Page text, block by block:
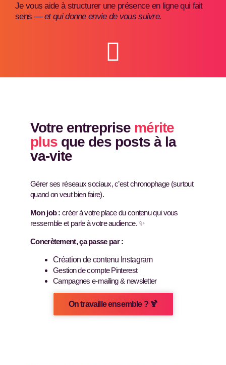
Je vous aide à structurer une présence en ligne qui fait
sens —et qui donne envie de vous suivre.
Votre entreprise mérite
plus que des posts à la
va-vite
Gérer ses réseaux sociaux, c’est chronophage (surtout
quand on veut bien faire).
Mon job : créer à votre place du contenu qui vous
ressemble et parle à votre audience. ✨
Concrètement, ça passe par :
Création de contenu Instagram
Gestion de compte Pinterest
Campagnes e-mailing & newsletter
On travaille ensemble ? 🍹